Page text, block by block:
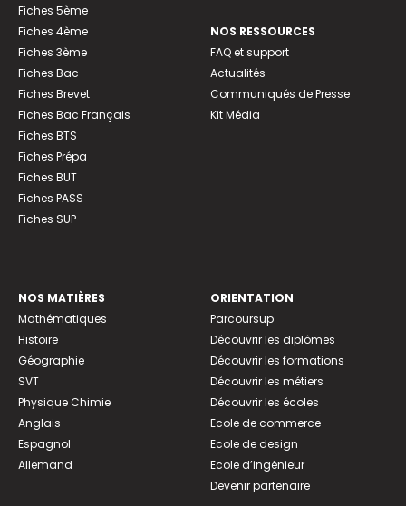
Fiches 5ème
Fiches 4ème
Fiches 3ème
Fiches Bac
Fiches Brevet
Fiches Bac Français
Fiches BTS
Fiches Prépa
Fiches BUT
Fiches PASS
Fiches SUP
NOS RESSOURCES
FAQ et support
Actualités
Communiqués de Presse
Kit Média
NOS MATIÈRES
Mathématiques
Histoire
Géographie
SVT
Physique Chimie
Anglais
Espagnol
Allemand
ORIENTATION
Parcoursup
Découvrir les diplômes
Découvrir les formations
Découvrir les métiers
Découvrir les écoles
Ecole de commerce
Ecole de design
Ecole d’ingénieur
Devenir partenaire